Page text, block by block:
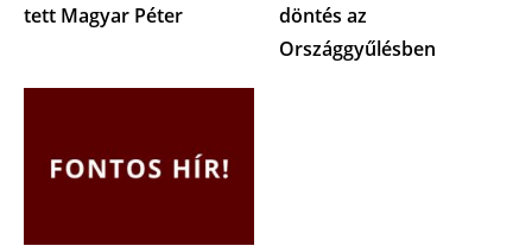
tett Magyar Péter
döntés az
Országgyűlésben